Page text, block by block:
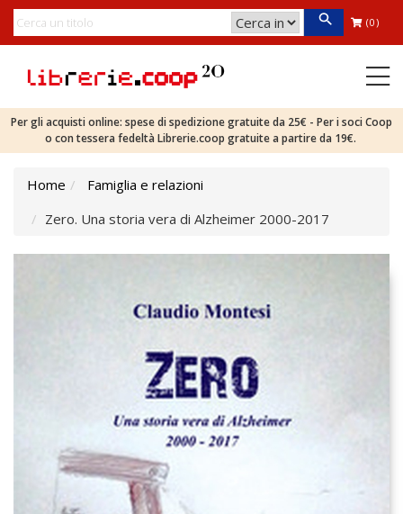
(0)
Per gli acquisti online: spese di spedizione gratuite da 25€ - Per i soci Coop
o con tessera fedeltà Librerie.coop gratuite a partire da 19€.
Home
Famiglia e relazioni
Zero. Una storia vera di Alzheimer 2000-2017